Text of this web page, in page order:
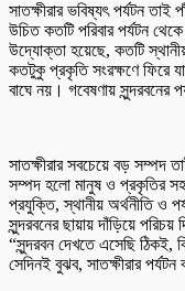
সাতক্ষীরার ভবিষ্যৎ পর্যটন তাই
উচিত কতটি পরিবার পর্যটন
উদ্যোক্তা হয়েছে, কতটি
কতটুকু প্রকৃতি সংরক্ষণে ফিরে
বাঘে নয়। গবেষণায় সুন্দরবনের
সাতক্ষীরার সবচেয়ে বড় সম্পদ
সম্পদ হলো মানুষ ও প্রকৃতির
প্রযুক্তি, স্থানীয় অর্থনীতি ও
সুন্দরবনের ছায়ায় দাঁড়িয়ে
“সুন্দরবন দেখতে এসেছি ঠিকই,
সেদিনই বুঝব, সাতক্ষীরার